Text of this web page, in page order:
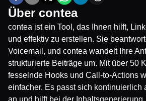
Über contea
contea ist ein Tool, das Ihnen hilft,
und effektiv zu erstellen. Sie
Voicemail, und contea wandelt Ihre
strukturierte Beiträge um. Mit über 50
fesselnde Hooks und Call-to-Actions
einfacher. Es passt sich kontinuierlich
an und hilft bei der